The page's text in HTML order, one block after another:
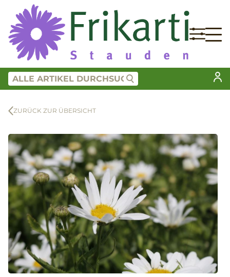
ZURÜCK ZUR ÜBERSICHT